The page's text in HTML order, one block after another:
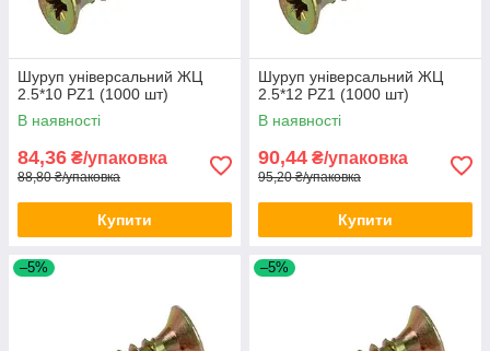
Шуруп універсальний ЖЦ
2.5*10 PZ1 (1000 шт)
В наявності
84,36 ₴/упаковка
88,80 ₴/упаковка
Купити
Шуруп універсальний ЖЦ
2.5*12 PZ1 (1000 шт)
В наявності
90,44 ₴/упаковка
95,20 ₴/упаковка
Купити
–5% –5%